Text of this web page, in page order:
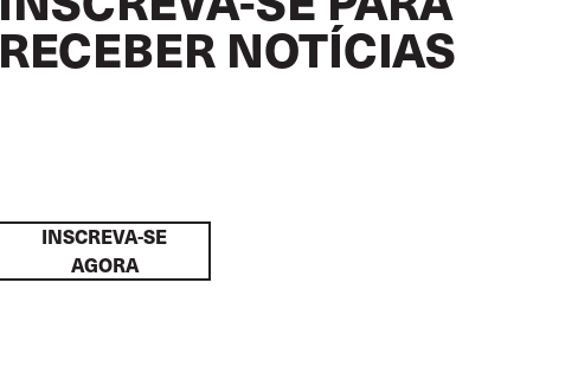
RECEBER NOTÍCIAS
INSCREVA-SE
AGORA